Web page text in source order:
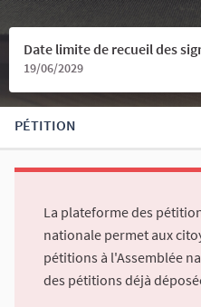
Date limite de recueil des
19/06/2029
PÉTITION
La plateforme des
nationale permet aux
pétitions à l'Assemblée
des pétitions déjà